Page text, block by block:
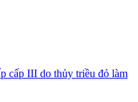
cấp III do thủy triều đỏ làm